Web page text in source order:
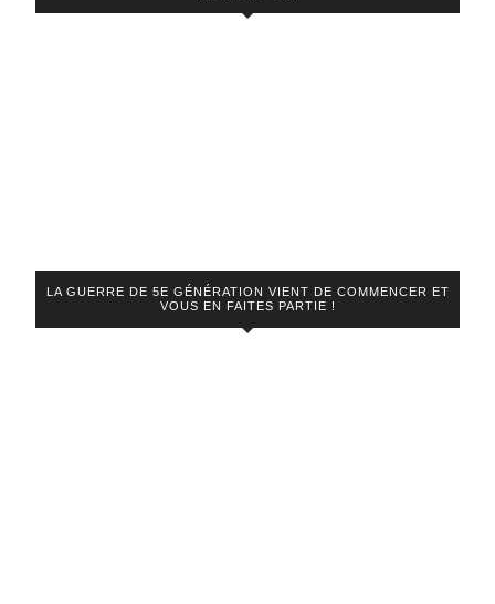
LA GUERRE DE 5E GÉNÉRATION VIENT DE COMMENCER ET
VOUS EN FAITES PARTIE !